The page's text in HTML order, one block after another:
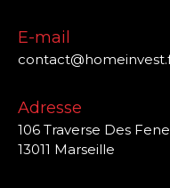
E-mail
Adresse
106 Traverse Des
13011 Marseille